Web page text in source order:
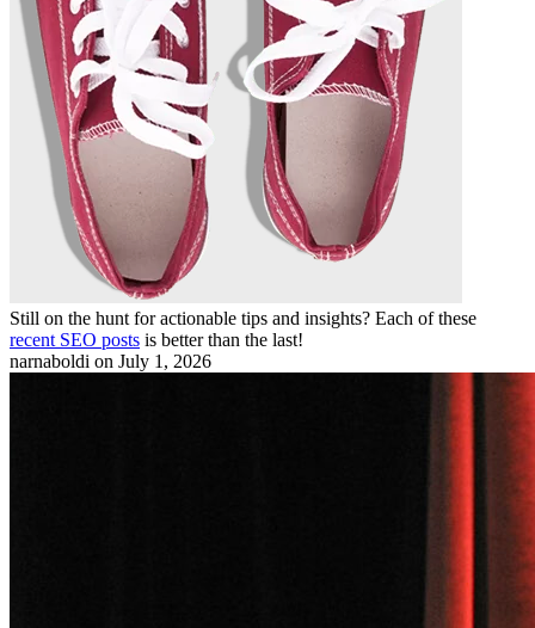
Still on the hunt for actionable tips and insights? Each of these
recent SEO posts is better than the last!
narnaboldi on July 1, 2026